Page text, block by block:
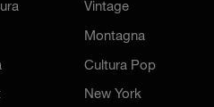
Vintage
Montagna
Cultura Pop
New York